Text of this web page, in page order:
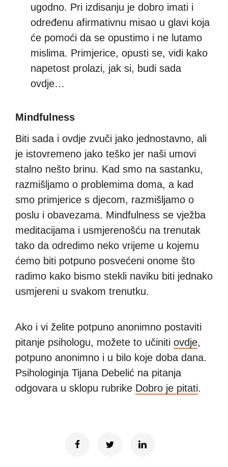
ugodno. Pri izdisanju je dobro imati i
određenu afirmativnu misao u glavi koja
će pomoći da se opustimo i ne lutamo
mislima. Primjerice, opusti se, vidi kako
napetost prolazi, jak si, budi sada
ovdje…
Mindfulness
Biti sada i ovdje zvuči jako jednostavno, ali
je istovremeno jako teško jer naši umovi
stalno nešto brinu. Kad smo na sastanku,
razmišljamo o problemima doma, a kad
smo primjerice s djecom, razmišljamo o
poslu i obavezama. Mindfulness se vježba
meditacijama i usmjerenošću na trenutak
tako da odredimo neko vrijeme u kojemu
ćemo biti potpuno posvećeni onome što
radimo kako bismo stekli naviku biti jednako
usmjereni u svakom trenutku.
Ako i vi želite potpuno anonimno postaviti
pitanje psihologu, možete to učiniti ovdje,
potpuno anonimno i u bilo koje doba dana.
Psihologinja Tijana Debelić na pitanja
odgovara u sklopu rubrike Dobro je pitati.